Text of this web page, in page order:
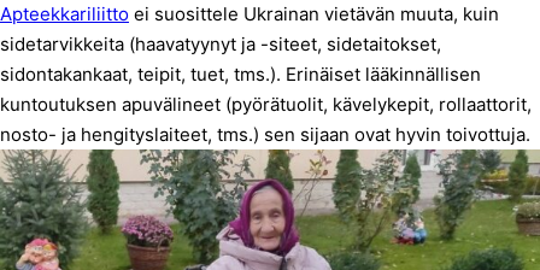
Apteekkariliitto ei suosittele Ukrainan vietävän muuta, kuin
sidetarvikkeita (haavatyynyt ja -siteet, sidetaitokset,
sidontakankaat, teipit, tuet, tms.). Erinäiset lääkinnällisen
kuntoutuksen apuvälineet (pyörätuolit, kävelykepit, rollaattorit,
nosto- ja hengityslaiteet, tms.) sen sijaan ovat hyvin toivottuja.